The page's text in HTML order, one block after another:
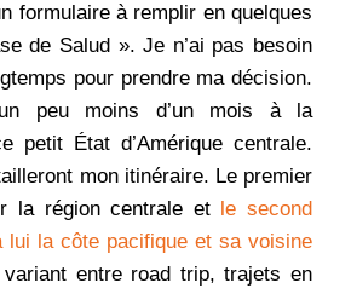
formulaire à remplir en quelques
de Salud ». Je n’ai pas besoin
pour prendre ma décision.
peu moins d’un mois à la
petit État d’Amérique centrale.
mon itinéraire. Le premier
la région centrale et
le second
lui la côte pacifique et sa voisine
entre road trip, trajets en